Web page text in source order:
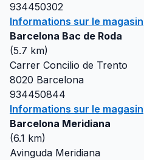
934450302
Informations sur le magasin
Barcelona Bac de Roda
(5.7 km)
Carrer Concilio de Trento
8020 Barcelona
934450844
Informations sur le magasin
Barcelona Meridiana
(6.1 km)
Avinguda Meridiana